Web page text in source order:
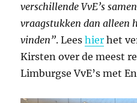
verschillende VvE’s
vraagstukken dan alleen
vinden”. Leeshier het
Kirsten over de meest
Limburgse VvE’s met